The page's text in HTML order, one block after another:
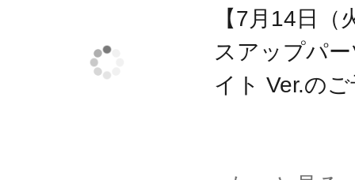
【7月14日
スアップパ
イト Ver.の